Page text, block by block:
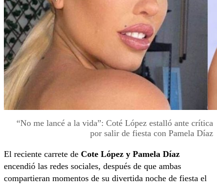
“No me lancé a la vida”: Coté López estalló ante crítica
por salir de fiesta con Pamela Díaz
El reciente carrete de Cote López y Pamela Díaz
encendió las redes sociales, después de que ambas
compartieran momentos de su divertida noche de fiesta el